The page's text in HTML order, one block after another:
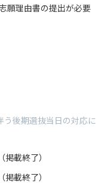
由書の提出が必要
う後期選抜当日の対応に
掲載終了）
掲載終了）